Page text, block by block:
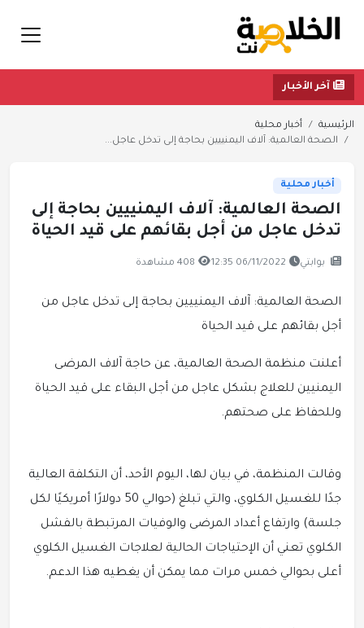
آخر الأخبار
الرئيسية
أخبار محلية
الصحة العالمية: آلاف اليمنييين بحاجة إلى تدخل عاجل...
أخبار محلية
الصحة العالمية: آلاف اليمنييين بحاجة إلى
تدخل عاجل من أجل بقائهم على قيد الحياة
بوابتي 06/11/2022 12:35 408 مشاهدة
الصحة العالمية: آلاف اليمنييين بحاجة إلى تدخل عاجل من
أجل بقائهم على قيد الحياة
أعلنت منظمة الصحة العالمية، عن حاجة آلاف المرضى
اليمنيين للعلاج بشكل عاجل من أجل البقاء على قيد الحياة
وللحفاظ على صحتهم.
وقالت المنظمة، في بيان لها، اليوم الأحد، أن التكلفة العالية
جدًا للغسيل الكلوي، والتي تبلغ (حوالي 50 دولارًا أمريكيًا لكل
جلسة) وارتفاع أعداد المرضى والوفيات المرتبطة بالفشل
الكلوي تعني أن الإحتياجات الحالية لعلاجات الغسيل الكلوي
أعلى بحوالي خمس مرات مما يمكن أن يغطيه هذا الدعم.